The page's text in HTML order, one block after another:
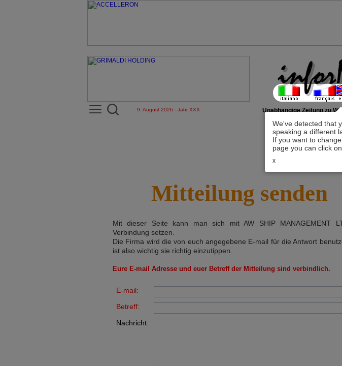
We've detected that
speaking a different
If you want to
page you can click
x
9. August 2026 - Jahr XXX Unabhängige Zeitung zu
Mitteilung senden
Mit dieser Seite kann man sich mitAW SHIP MANAGEMENT
Verbindung setzen.
Die Firma wird die von euch angegebene E-mail für die Antwort
ist also wichtig sie richtig einzutippen.
Eure E-mail Adresse und euer Betreff der Mitteilung sind verbindlich.
E-mail:
Betreff:
Nachricht: